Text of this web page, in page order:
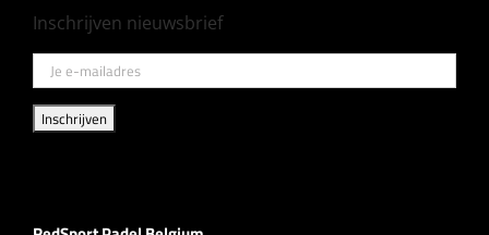
Inschrijven nieuwsbrief